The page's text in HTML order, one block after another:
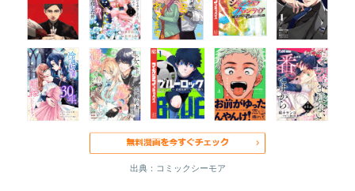
出典：コミックシーモア